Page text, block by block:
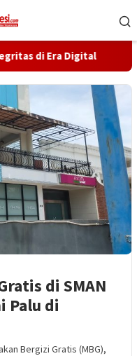
di Era Digital
di SMAN
Palu di
Bergizi Gratis (MBG),